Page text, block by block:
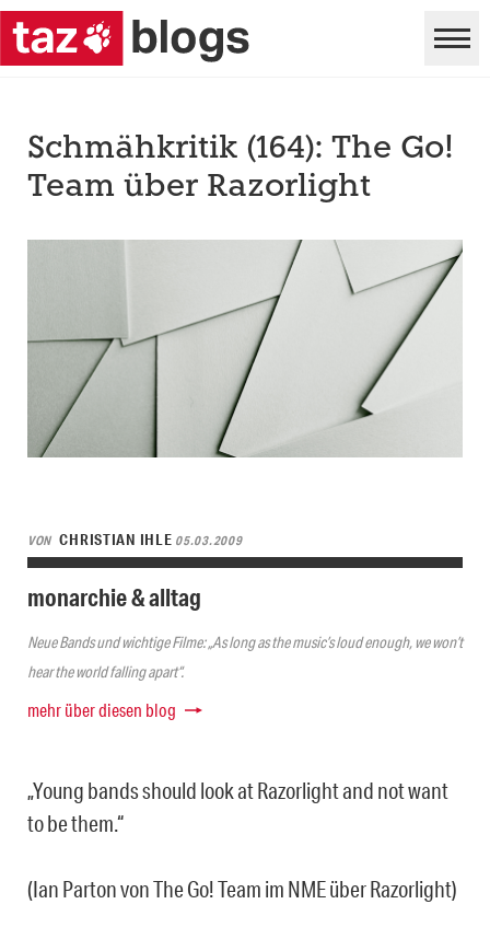
Schmähkritik (164): The Go!
Team über Razorlight
VON CHRISTIAN IHLE 05.03.2009
monarchie & alltag
Neue Bands und wichtige Filme: „As long as the music’s loud enough, we won’t
hear the world falling apart“.
mehr über diesen blog
„Young bands should look at Razorlight and not want
to be them.“
(Ian Parton von The Go! Team im NME über Razorlight)